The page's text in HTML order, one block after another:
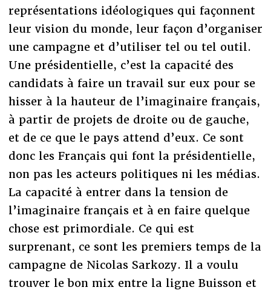
représentations idéologiques qui façonnent
leur vision du monde, leur façon d’organiser
une campagne et d’utiliser tel ou tel outil.
Une présidentielle, c’est la capacité des
candidats à faire un travail sur eux pour se
hisser à la hauteur de l’imaginaire français,
à partir de projets de droite ou de gauche,
et de ce que le pays attend d’eux. Ce sont
donc les Français qui font la présidentielle,
non pas les acteurs politiques ni les médias.
La capacité à entrer dans la tension de
l’imaginaire français et à en faire quelque
chose est primordiale. Ce qui est
surprenant, ce sont les premiers temps de la
campagne de Nicolas Sarkozy. Il a voulu
trouver le bon mix entre la ligne Buisson et